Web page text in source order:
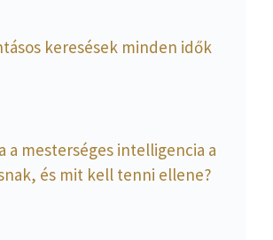
keresések minden idők
a mesterséges intelligencia a
és mit kell tenni ellene?